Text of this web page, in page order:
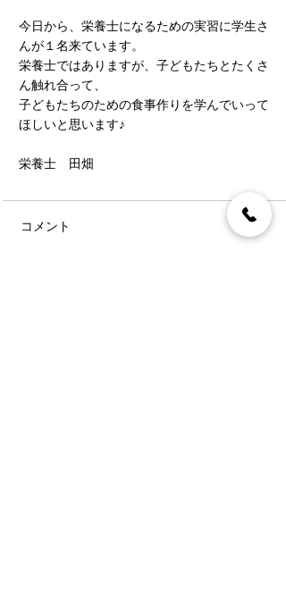
今日から、栄養士になるための実習に学生さ
んが１名来ています。
栄養士ではありますが、子どもたちとたくさ
ん触れ合って、
子どもたちのための食事作りを学んでいって
ほしいと思います♪
栄養士　田畑
コメント